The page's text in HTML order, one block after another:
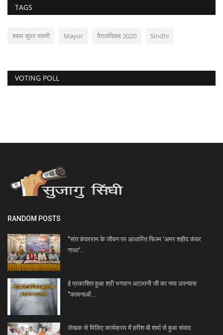
TAGS
श्याम सुंदर स्वामी Mayor पैरालंपिक्स 2020 Sindhi
VOTING POLL
RANDOM POSTS
"संत कंवरराम के जीवन पर आधारित फिल्म 'अमर शहीद कंवर
गाथा'...
ई प्रकाशित हुआ श्री भगवान अटलानी जी का नया उपन्यास
"कामनाओं...
लेखक से मिलिए कार्यक्रम में हरीश बी शर्मा से हुआ संवाद